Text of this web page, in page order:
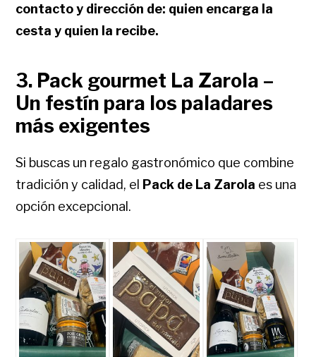
contacto y dirección de: quien encarga la
cesta y quien la recibe.
3. Pack gourmet La Zarola –
Un festín para los paladares
más exigentes
Si buscas un regalo gastronómico que combine
tradición y calidad, el Pack de La Zarola es una
opción excepcional.